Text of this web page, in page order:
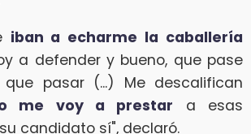
iban a echarme la caballería
a defender y bueno, que pase
pasar (...) Me descalifican
me voy a prestar a esas
candidato sí", declaró.